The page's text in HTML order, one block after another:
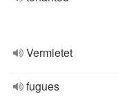
Vermietet
fugues